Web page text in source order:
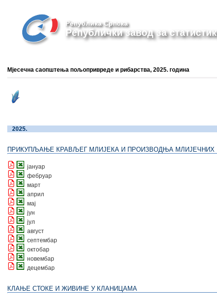
Република Српска
Републички завод за
Мјесечна саопштења пољопривреде и рибарства, 2025. година
2025.
ПРИКУПЉАЊЕ КРАВЉЕГ МЛИЈЕКА И ПРОИЗВОДЊА МЛИЈЕЧНИХ
јануар
фебруар
март
април
мај
јун
јул
август
септембар
октобар
новембар
децембар
КЛАЊЕ СТОКЕ И ЖИВИНЕ У КЛАНИЦАМА